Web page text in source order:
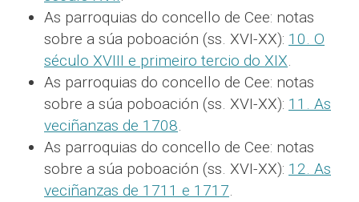
As parroquias do concello de Cee: notas
sobre a súa poboación (ss. XVI-XX): 10. O
século XVIII e primeiro tercio do XIX.
As parroquias do concello de Cee: notas
sobre a súa poboación (ss. XVI-XX): 11. As
veciñanzas de 1708.
As parroquias do concello de Cee: notas
sobre a súa poboación (ss. XVI-XX): 12. As
veciñanzas de 1711 e 1717.